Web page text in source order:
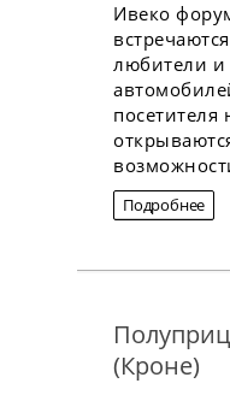
Ивеко
любители и
Подробнее
(Кроне)